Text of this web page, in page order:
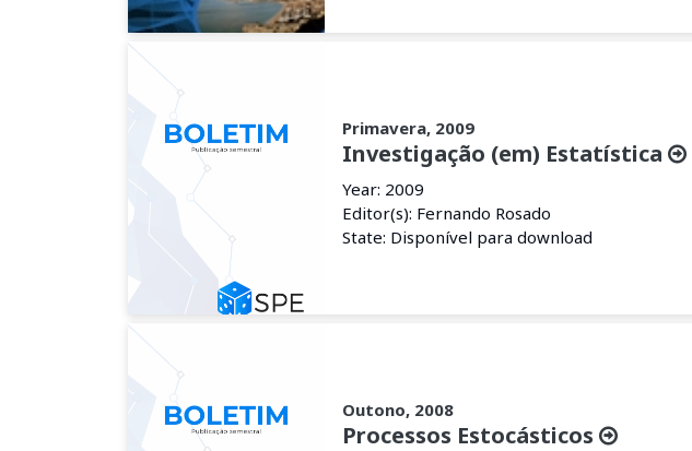
Primavera, 2009
Investigação (em) Estatística
Year: 2009
Editor(s): Fernando Rosado
State: Disponível para download
Outono, 2008
Processos Estocásticos